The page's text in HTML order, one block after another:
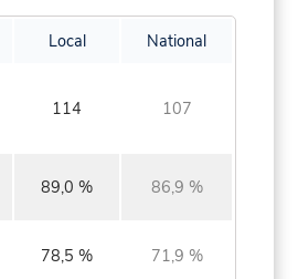
Local National
114 107
89,0 % 86,9 %
78,5 % 71,9 %